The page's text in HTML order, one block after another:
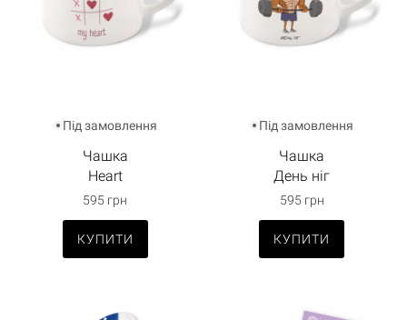
Під замовлення
Чашка
Heart
595 грн
КУПИТИ
Під замовлення
Чашка
День ніг
595 грн
КУПИТИ